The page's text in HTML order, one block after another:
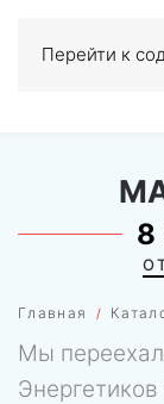
Перейти к
0
Главная
8
Мы